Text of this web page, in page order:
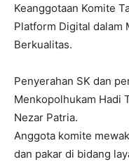
Keanggotaan Komite
Platform Digital dalam
Berkualitas.
Penyerahan SK dan
Menkopolhukam Hadi
Nezar Patria.
Anggota komite
dan pakar di bidang